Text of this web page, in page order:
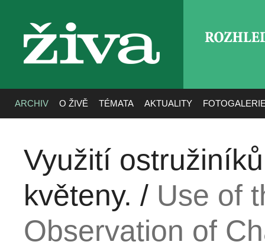
živa
ARCHIV O ŽIVĚ TÉMATA AKTUALITY
Využití
květeny. / Use of
Observation of